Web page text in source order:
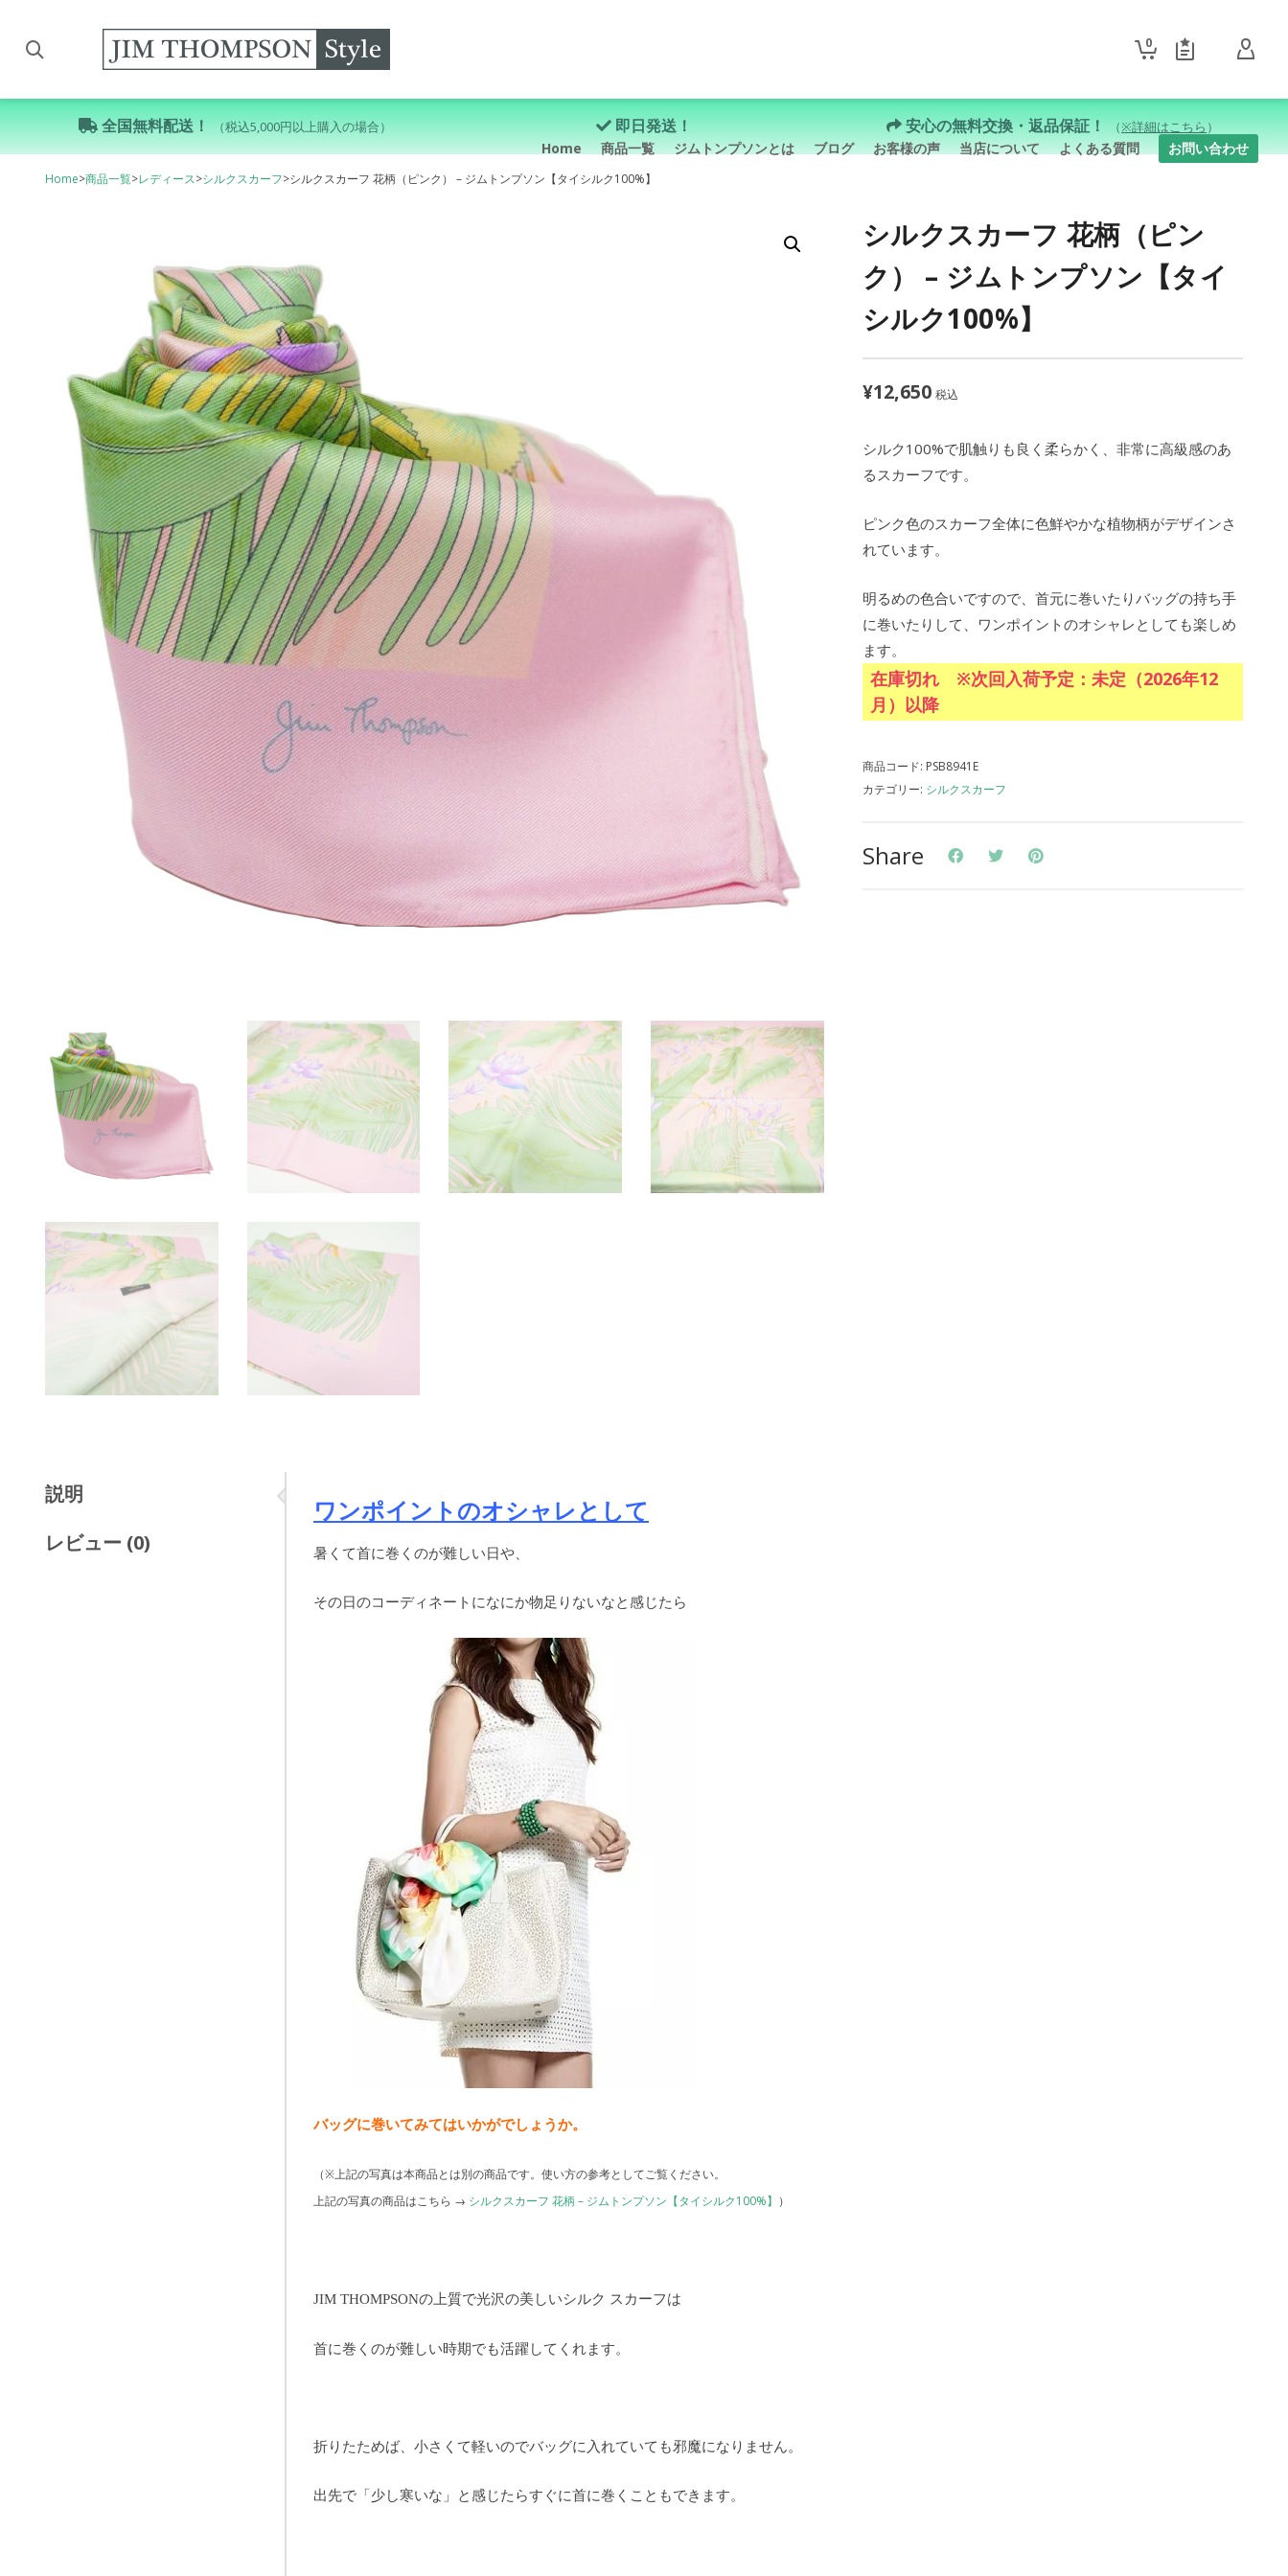
0
Home 商品一覧 ジムトンプソンとは ブログ お客様の声 当店について よくある質問 お問い合わせ
全国無料配送！ （税込5,000円以上購入の場合） 即日発送！ 安心の無料交換・返品保証！ （※詳細はこちら ）
Home>商品一覧>レディース>シルクスカーフ>シルクスカーフ 花柄（ピンク） – ジムトンプソン【タイシルク100%】
シルクスカーフ 花柄（ピン
ク） – ジムトンプソン【タイ
シルク100%】
¥12,650 税込
シルク100%で肌触りも良く柔らかく、非常に高級感のあ
るスカーフです。
ピンク色のスカーフ全体に色鮮やかな植物柄がデザインさ
れています。
明るめの色合いですので、首元に巻いたりバッグの持ち手
に巻いたりして、ワンポイントのオシャレとしても楽しめ
ます。
在庫切れ ※次回入荷予定：未定（2026年12
月）以降
商品コード: PSB8941E
カテゴリー: シルクスカーフ
Share
説明
レビュー (0)
ワンポイントのオシャレとして
暑くて首に巻くのが難しい日や、
その日のコーディネートになにか物足りないなと感じたら
バッグに巻いてみてはいかがでしょうか。
（※上記の写真は本商品とは別の商品です。使い方の参考としてご覧ください。
上記の写真の商品はこちら → シルクスカーフ 花柄 – ジムトンプソン【タイシルク100%】 ）
JIM THOMPSONの上質で光沢の美しいシルク スカーフは
首に巻くのが難しい時期でも活躍してくれます。
折りたためば、小さくて軽いのでバッグに入れていても邪魔になりません。
出先で「少し寒いな」と感じたらすぐに首に巻くこともできます。